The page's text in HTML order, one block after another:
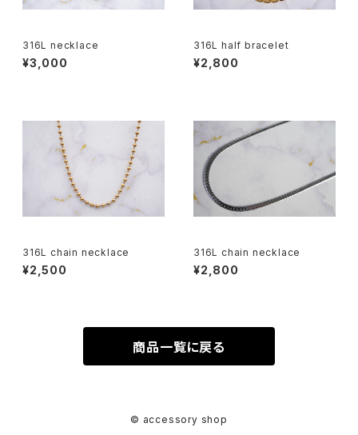
316L necklace
¥3,000
316L half bracelet
¥2,800
316L chain necklace
¥2,500
316L chain necklace
¥2,800
商品一覧に戻る
© accessory shop